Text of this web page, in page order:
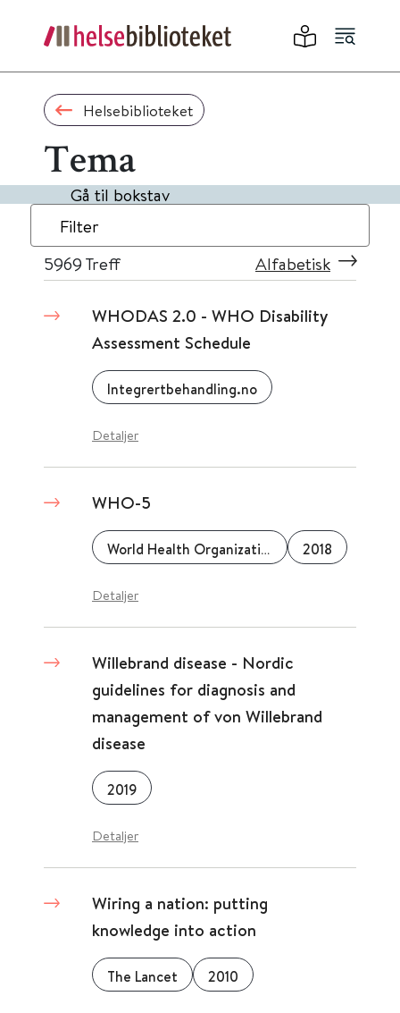
Helsebiblioteket
Tema
Gå til bokstav
Filter
5969 Treff Alfabetisk
WHODAS 2.0 - WHO Disability
Assessment Schedule
Integrertbehandling.no
Detaljer
WHO-5
World Health Organization (WHO) 2018
Detaljer
Willebrand disease - Nordic
guidelines for diagnosis and
management of von Willebrand
disease
2019
Detaljer
Wiring a nation: putting
knowledge into action
The Lancet 2010